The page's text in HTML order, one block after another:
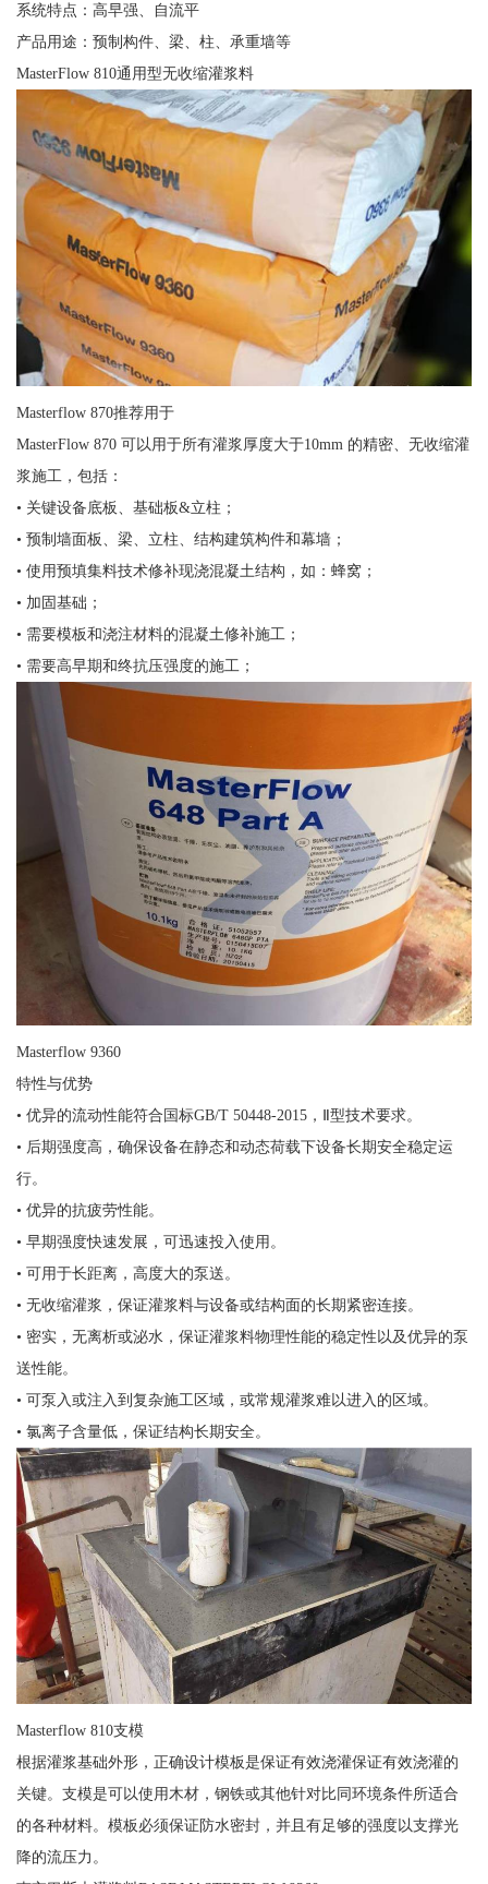
系统特点：高早强、自流平
产品用途：预制构件、梁、柱、承重墙等
MasterFlow 810通用型无收缩灌浆料
Masterflow 870推荐用于
MasterFlow 870 可以用于所有灌浆厚度大于10mm 的精密、无收缩灌
浆施工，包括：
• 关键设备底板、基础板&立柱；
• 预制墙面板、梁、立柱、结构建筑构件和幕墙；
• 使用预填集料技术修补现浇混凝土结构，如：蜂窝；
• 加固基础；
• 需要模板和浇注材料的混凝土修补施工；
• 需要高早期和终抗压强度的施工；
Masterflow 9360
特性与优势
• 优异的流动性能符合国标GB/T 50448-2015，Ⅱ型技术要求。
• 后期强度高，确保设备在静态和动态荷载下设备长期安全稳定运
行。
• 优异的抗疲劳性能。
• 早期强度快速发展，可迅速投入使用。
• 可用于长距离，高度大的泵送。
• 无收缩灌浆，保证灌浆料与设备或结构面的长期紧密连接。
• 密实，无离析或泌水，保证灌浆料物理性能的稳定性以及优异的泵
送性能。
• 可泵入或注入到复杂施工区域，或常规灌浆难以进入的区域。
• 氯离子含量低，保证结构长期安全。
Masterflow 810支模
根据灌浆基础外形，正确设计模板是保证有效浇灌保证有效浇灌的
关键。支模是可以使用木材，钢铁或其他针对比同环境条件所适合
的各种材料。模板必须保证防水密封，并且有足够的强度以支撑光
降的流压力。